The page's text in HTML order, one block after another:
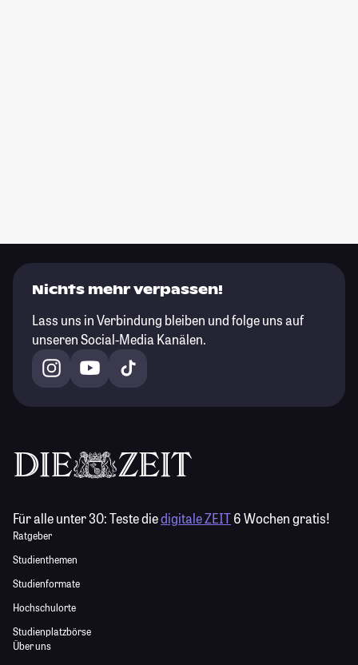
Nichts mehr verpassen!
Lass uns in Verbindung bleiben und folge uns auf
unseren Social-Media Kanälen.
Für alle unter 30:Teste diedigitale ZEIT6 Wochen gratis!
Ratgeber
Studienthemen
Studienformate
Hochschulorte
Studienplatzbörse
Über uns